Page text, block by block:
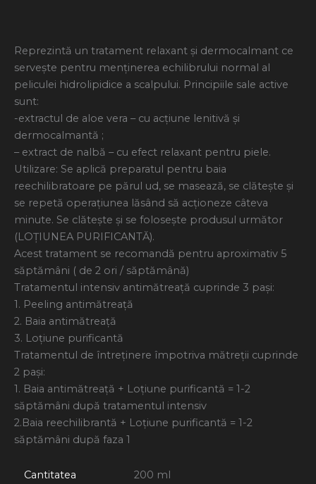
Reprezintă un tratament relaxant şi dermocalmant ce
serveşte pentru menţinerea echilibrului normal al
peliculei hidrolipidice a scalpului. Principiile sale active
sunt:
-extractul de aloe vera – cu acţiune lenitivă şi
dermocalmantă ;
– extract de nalbă – cu efect relaxant pentru piele.
Utilizare: Se aplică preparatul pentru baia
reechilibratoare pe părul ud, se masează, se clăteşte şi
se repetă operaţiunea lăsând să acţioneze câteva
minute. Se clăteşte şi se foloseşte produsul următor
(LOŢIUNEA PURIFICANTĂ).
Acest tratament se recomandă pentru aproximativ 5
săptămâni ( de 2 ori / săptămână)
Tratamentul intensiv antimătreaţă cuprinde 3 paşi:
1. Peeling antimătreaţă
2. Baia antimătreaţă
3. Loţiune purificantă
Tratamentul de întreţinere împotriva mătreţii cuprinde
2 paşi:
1. Baia antimătreaţă + Loţiune purificantă = 1-2
săptămâni după tratamentul intensiv
2.Baia reechilibrantă + Loţiune purificantă = 1-2
săptămâni după faza 1
Cantitatea 200 ml